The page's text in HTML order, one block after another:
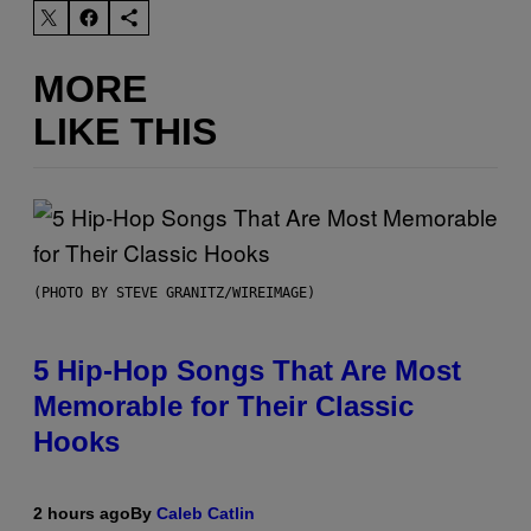
MORE
LIKE THIS
(PHOTO BY STEVE GRANITZ/WIREIMAGE)
5 Hip-Hop Songs That Are Most
Memorable for Their Classic
Hooks
2 hours agoBy Caleb Catlin